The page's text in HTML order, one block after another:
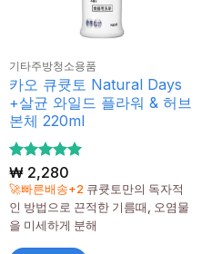
기타주방청소용품
카오 큐큣토 Natural Days
+살균 와일드 플라워 & 허브
본체 220ml
5 중에서
5로 평가
됨
₩2,280
🚀빠른배송+2 큐큣토만의 독자적
인 방법으로 끈적한 기름때, 오염물
을 미세하게 분해